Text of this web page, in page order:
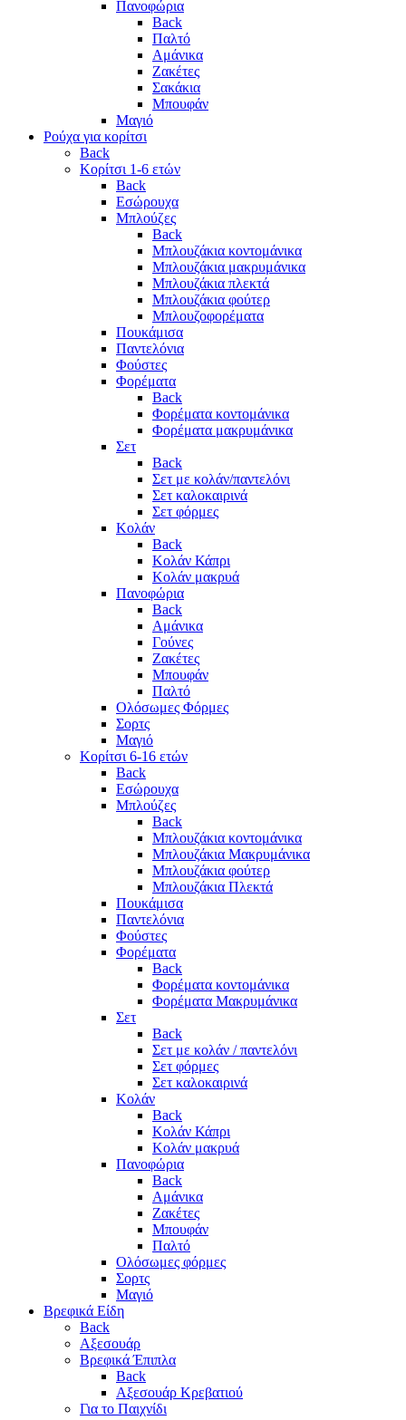
Πανοφώρια
Back
Παλτό
Αμάνικα
Ζακέτες
Σακάκια
Μπουφάν
Μαγιό
Ρούχα για κορίτσι
Back
Κορίτσι 1-6 ετών
Back
Εσώρουχα
Μπλούζες
Back
Μπλουζάκια κοντομάνικα
Μπλουζάκια μακρυμάνικα
Μπλουζάκια πλεκτά
Μπλουζάκια φούτερ
Μπλουζοφορέματα
Πουκάμισα
Παντελόνια
Φούστες
Φορέματα
Back
Φορέματα κοντομάνικα
Φορέματα μακρυμάνικα
Σετ
Back
Σετ με κολάν/παντελόνι
Σετ καλοκαιρινά
Σετ φόρμες
Κολάν
Back
Κολάν Κάπρι
Κολάν μακρυά
Πανοφώρια
Back
Αμάνικα
Γούνες
Ζακέτες
Μπουφάν
Παλτό
Ολόσωμες Φόρμες
Σορτς
Μαγιό
Κορίτσι 6-16 ετών
Back
Εσώρουχα
Μπλούζες
Back
Μπλουζάκια κοντομάνικα
Μπλουζάκια Μακρυμάνικα
Μπλουζάκια φούτερ
Μπλουζάκια Πλεκτά
Πουκάμισα
Παντελόνια
Φούστες
Φορέματα
Back
Φορέματα κοντομάνικα
Φορέματα Μακρυμάνικα
Σετ
Back
Σετ με κολάν / παντελόνι
Σετ φόρμες
Σετ καλοκαιρινά
Κολάν
Back
Κολάν Κάπρι
Κολάν μακρυά
Πανοφώρια
Back
Αμάνικα
Ζακέτες
Μπουφάν
Παλτό
Ολόσωμες φόρμες
Σορτς
Μαγιό
Βρεφικά Είδη
Back
Αξεσουάρ
Βρεφικά Έπιπλα
Back
Αξεσουάρ Κρεβατιού
Για το Παιχνίδι